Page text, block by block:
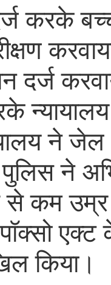
करके
दर्ज
ने
पुलिस ने
से कम
किया।